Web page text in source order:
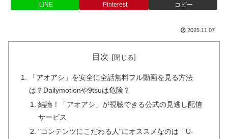
LINE Pinterest コピー
2025.11.07
目次
「アオアシ」を安全に全話無料フル動画を見る方法
は？Dailymotionや9tsuは危険？
結論！「アオアシ」が視聴できる公式の見逃し配信
サービス
"コンテンツにこだわる人"にオススメなのは「U-